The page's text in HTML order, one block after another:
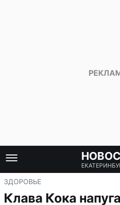
ЗДОРОВЬЕ
Клава Кока